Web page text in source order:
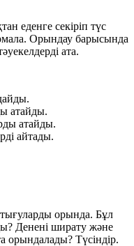
еденге секіріп түс
Орындау барысында
ата.
атайды.
атайды.
айтады.
орында. Бұл
Денені ширату және
орындалады? Түсіндір.